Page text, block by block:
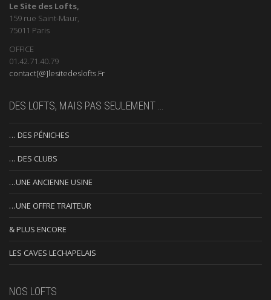
Le Site des Lofts,
159 rue Saint-Maur,
75011 Paris
OFFICE
01.42.71.40.79
contact[@]lesitedeslofts.Fr
DES LOFTS, MAIS PAS SEULEMENT …
… DES PÉNICHES
… DES CLUBS
…UNE ANCIENNE USINE
…UNE OFFRE TRAITEUR
& PLUS ENCORE
LES CAVES LECHAPELAIS
NOS LOFTS